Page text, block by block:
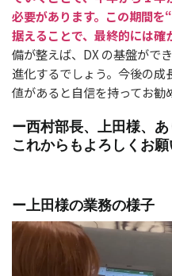
必要があります。この期間
据えることで、最終的には確
備が整えば、DX の基盤がで
進化するでしょう。今後の
値があると自信を持ってお勧
ー西村部長、上田様、
これからもよろしくお願
ー上田様の業務の様子
動